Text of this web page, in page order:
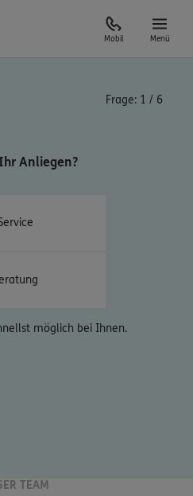
Mobil Menü
Frage: 1 / 6
Anliegen?
möglich bei Ihnen.
TEAM